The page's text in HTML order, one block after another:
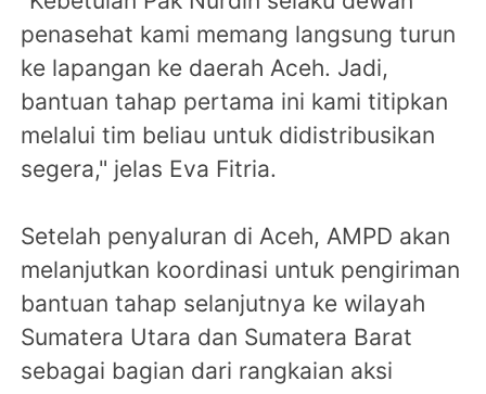
penasehat kami memang langsung turun
ke lapangan ke daerah Aceh. Jadi,
bantuan tahap pertama ini kami titipkan
melalui tim beliau untuk didistribusikan
segera," jelas Eva Fitria.
Setelah penyaluran di Aceh, AMPD akan
melanjutkan koordinasi untuk pengiriman
bantuan tahap selanjutnya ke wilayah
Sumatera Utara dan Sumatera Barat
sebagai bagian dari rangkaian aksi